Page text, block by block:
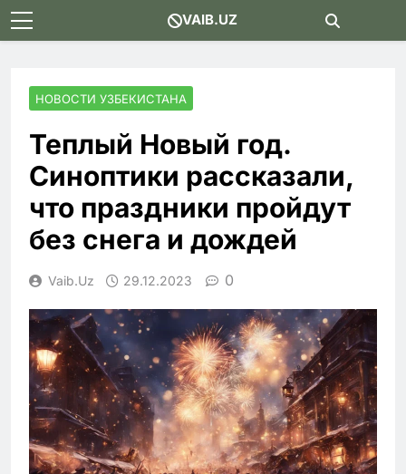
Skip
to
VAIB.UZ
НОВОСТИ УЗБЕКИСТАНА
Теплый Новый год.
Синоптики рассказали,
что праздники пройдут
без снега и дождей
Vaib.uz 29.12.2023 0